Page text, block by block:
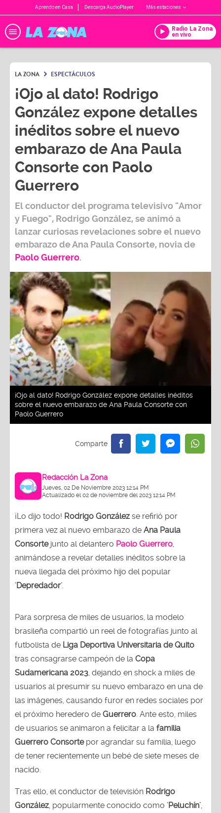
Aprendo en Casa Descarga AudioPlayer Más estaciones
Radio La Zona
en vivo
LA ZONA ESPECTÁCULOS
¡Ojo al dato! Rodrigo
González expone detalles
inéditos sobre el nuevo
embarazo de Ana Paula
Consorte con Paolo
Guerrero
El conductor del programa televisivo "Amor
y Fuego", Rodrigo González, se animó a
lanzar curiosas revelaciones sobre el nuevo
embarazo deAna PaulaConsorte, novia de
Paolo Guerrero.
¡Ojo al dato! Rodrigo González expone detalles inéditos
sobre el nuevo embarazo de Ana Paula Consorte con
Paolo Guerrero
Redacción La Zona
Jueves, 02 De Noviembre 2023 12:14 PM
Actualizado el 02 de noviembre del 2023 12:14 PM
¡Lo dijo todo! Rodrigo González se refirió por
primera vez al nuevo embarazo de Ana Paula
Consortejunto al delantero Paolo Guerrero
animándose a revelar detalles inéditos sobre la
nueva llegada del próximo hijo del popular
'Depredador'
Para sorpresa de miles de usuarios, la modelo
brasileña compartió un reel de fotografías junto al
futbolista de Liga Deportiva Universitaria de Quito
tras consagrarse campeón de la Copa
Sudamericana 2023 , dejando en shock a miles de
usuarios al presumir su nuevo embarazo en una de
las imágenes, causando furor en redes sociales por
el próximo heredero de Guerrero . Ante esto, miles
de usuarios se animaron a felicitar a la familia
Guerrero Consortepor agrandar su familia, luego
de tener recientemente un bebé de siete meses de
nacido.
Tras ello, el conductor de televisión Rodrigo
González , popularmente conocido como 'Peluchín'